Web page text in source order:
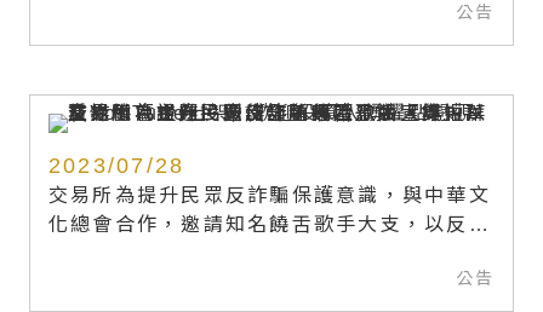
公告
2023/07/28
交易所為提升民眾反詐騙保護意識，與中華文
化總會合作，邀請知名饒舌歌手大支，以反詐
公告